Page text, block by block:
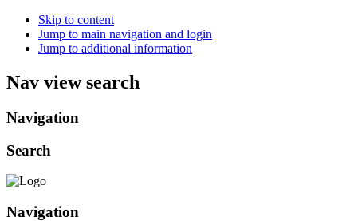
Skip to content
Jump to main navigation and login
Jump to additional information
Nav view search
Navigation
Search
Navigation